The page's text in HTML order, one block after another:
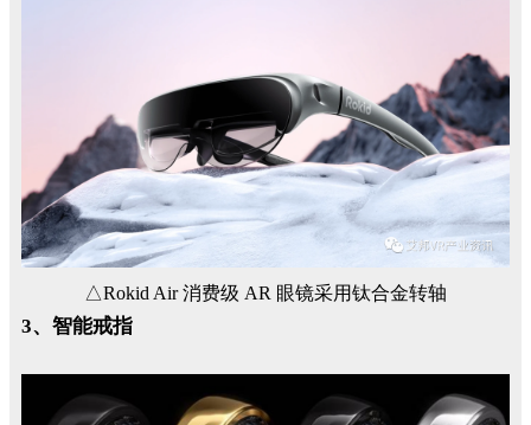
△Rokid Air 消费级 AR 眼镜采用钛合金转轴
3、智能戒指